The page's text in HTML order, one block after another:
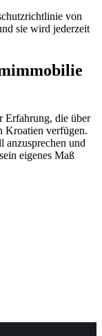
von
sie wird jederzeit
Erfahrung, die über
Kroatien verfügen.
und
eigenes Maß